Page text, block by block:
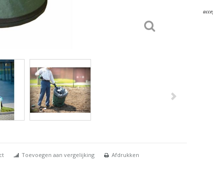
Toevoegen aan vergelijking Afdrukken